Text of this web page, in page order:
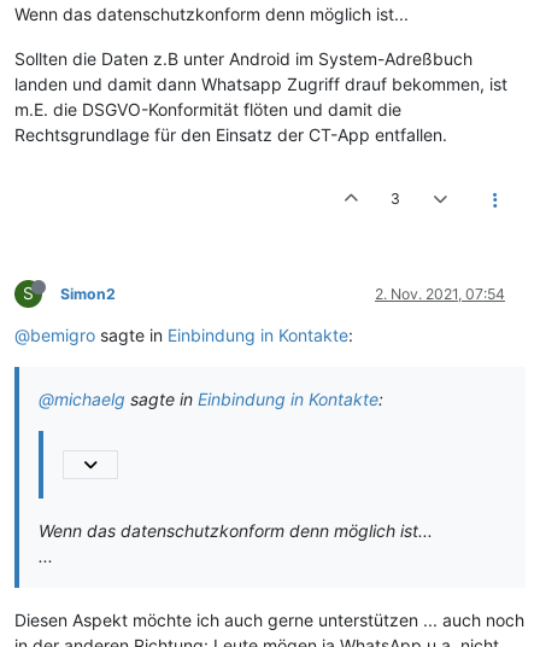
Wenn das datenschutzkonform denn möglich ist...
Sollten die Daten z.B unter Android im System-Adreßbuch
landen und damit dann Whatsapp Zugriff drauf bekommen, ist
m.E. die DSGVO-Konformität flöten und damit die
Rechtsgrundlage für den Einsatz der CT-App entfallen.
3
S Simon2 2. Nov. 2021, 07:54
@bemigro sagte in Einbindung in Kontakte:
@michaelg sagte in Einbindung in Kontakte:
Wenn das datenschutzkonform denn möglich ist...
...
Diesen Aspekt möchte ich auch gerne unterstützen ... auch noch